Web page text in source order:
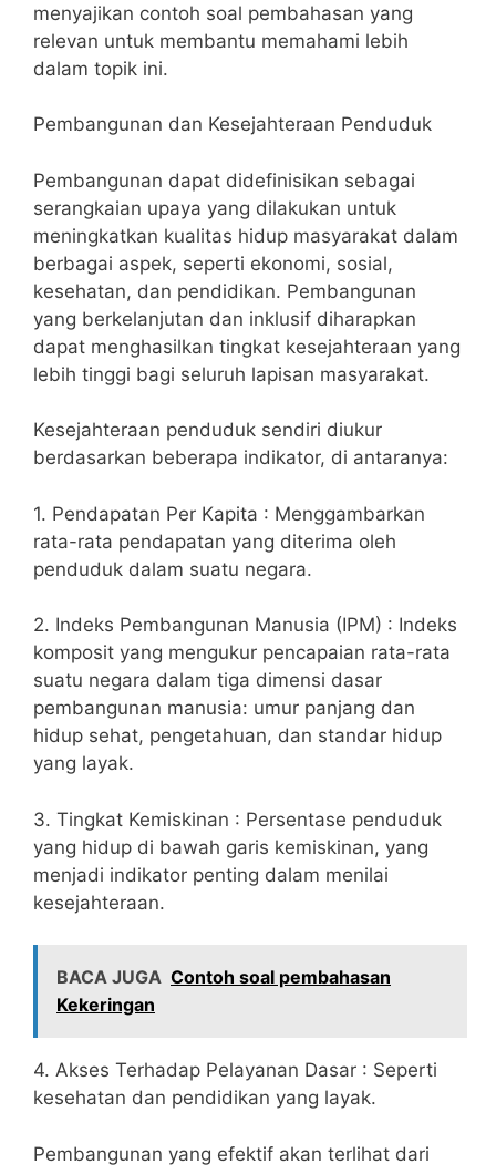
menyajikan contoh soal pembahasan yang
relevan untuk membantu memahami lebih
dalam topik ini.
Pembangunan dan Kesejahteraan Penduduk
Pembangunan dapat didefinisikan sebagai
serangkaian upaya yang dilakukan untuk
meningkatkan kualitas hidup masyarakat dalam
berbagai aspek, seperti ekonomi, sosial,
kesehatan, dan pendidikan. Pembangunan
yang berkelanjutan dan inklusif diharapkan
dapat menghasilkan tingkat kesejahteraan yang
lebih tinggi bagi seluruh lapisan masyarakat.
Kesejahteraan penduduk sendiri diukur
berdasarkan beberapa indikator, di antaranya:
1. Pendapatan Per Kapita : Menggambarkan
rata-rata pendapatan yang diterima oleh
penduduk dalam suatu negara.
2. Indeks Pembangunan Manusia (IPM) : Indeks
komposit yang mengukur pencapaian rata-rata
suatu negara dalam tiga dimensi dasar
pembangunan manusia: umur panjang dan
hidup sehat, pengetahuan, dan standar hidup
yang layak.
3. Tingkat Kemiskinan : Persentase penduduk
yang hidup di bawah garis kemiskinan, yang
menjadi indikator penting dalam menilai
kesejahteraan.
BACA JUGA Contoh soal pembahasan
Kekeringan
4. Akses Terhadap Pelayanan Dasar : Seperti
kesehatan dan pendidikan yang layak.
Pembangunan yang efektif akan terlihat dari